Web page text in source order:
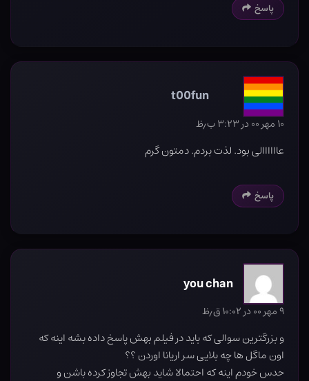
پاسخ
t00fun
۱۰ مهر ۰۰ در ۳:۲۳ ب٫ظ
عاااااالی بود. لذت بردم. دمتون گرم
پاسخ
you chan
۹ مهر ۰۰ در ۱۰:۰۲ ق٫ظ
و بزرگترین سوالی که باید در فیلم بهش پاسخ داده بشه اینه که
اون ماگل ها چه بلایی سر اریانا اوردن ؟؟
حدس خودم اینه که احتمالا شاید بهش تجاوز کرده باشن و